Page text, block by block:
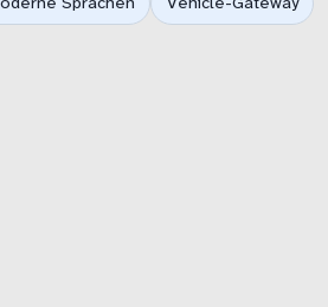
Sprachen Vehicle-Gateway